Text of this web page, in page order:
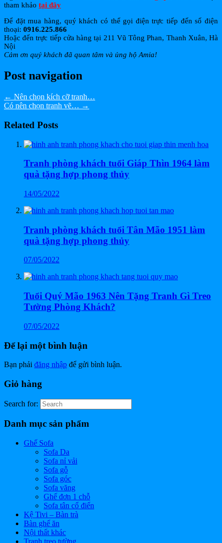
tham khảo tại đây
Để đặt mua hàng, quý khách có thể gọi điện trực tiếp đến số điện
thoại: 0916.225.866
Hoặc đến trực tiếp cửa hàng tại 211 Vũ Tông Phan, Thanh Xuân, Hà
Nội
Cảm ơn quý khách đã quan tâm và ủng hộ Amia!
Post navigation
← Nên chọn kích cỡ tranh…
Có nên chọn tranh vẽ… →
Related Posts
Tranh phòng khách tuổi Giáp Thìn 1964 làm
quà tặng hợp phong thủy
14/05/2022
Tranh phòng khách tuổi Tân Mão 1951 làm
quà tặng hợp phong thủy
07/05/2022
Tuổi Quý Mão 1963 Nên Tặng Tranh Gì Treo
Tường Phòng Khách?
07/05/2022
Để lại một bình luận
Bạn phải đăng nhập để gửi bình luận.
Giỏ hàng
Search for:
Danh mục sản phẩm
Ghế Sofa
Sofa Da
Sofa nỉ vải
Sofa gỗ
Sofa góc
Sofa văng
Ghế đơn 1 chỗ
Sofa tân cổ điển
Kệ Tivi – Bàn trà
Bàn ghế ăn
Nội thất khác